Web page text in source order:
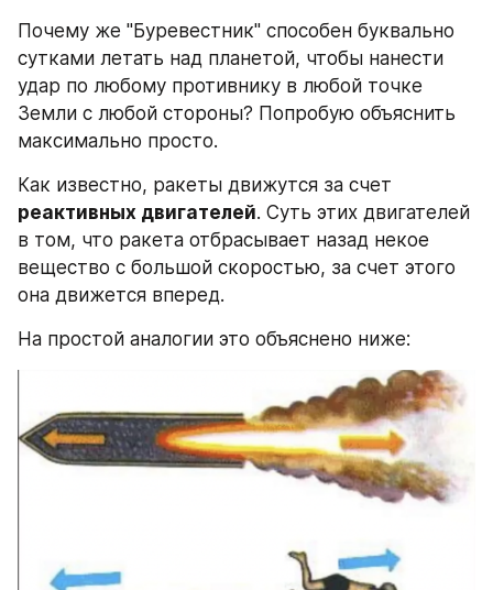
Почему же "Буревестник" способен буквально
сутками летать над планетой, чтобы нанести
удар по любому противнику в любой точке
Земли с любой стороны? Попробую объяснить
максимально просто.
реактивных двигателей. Суть этих двигателей
в том, что ракета отбрасывает назад некое
вещество с большой скоростью, за счет этого
она движется вперед.
На простой аналогии это объяснено ниже: